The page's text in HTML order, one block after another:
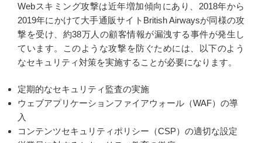
Webスキミング攻撃は近年増加傾向にあり、2018年から
2019年にかけて大手通販サイトBritish Airwaysが同様の攻
撃を受け、約38万人の顧客情報が漏洩する事件が発生し
ています。このような攻撃を防ぐためには、以下のよう
なセキュリティ対策を実施することが必要になります。
定期的なセキュリティ監査の実施
ウェブアプリケーションファイアウォール（WAF）の導
入
コンテンツセキュリティポリシー（CSP）の適切な設定